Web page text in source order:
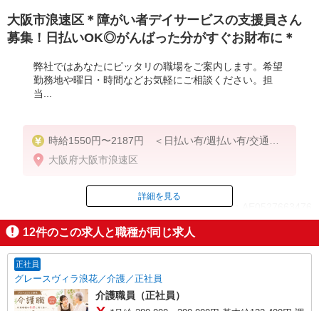
大阪市浪速区＊障がい者デイサービスの支援員さん
募集！日払いOK◎がんばった分がすぐお財布に＊
弊社ではあなたにピッタリの職場をご案内します。希望
勤務地や曜日・時間などお気軽にご相談ください。担
当...
時給1550円〜2187円 ＜日払い有/週払い有/交通費
全支給(ガソリン代含む)＞
大阪府大阪市浪速区
ID：AE0527663476
掲載期間終了
詳細を見る
12件のこの求人と職種が同じ求人
正社員
グレースヴィラ浪花／介護／正社員
介護職員（正社員）